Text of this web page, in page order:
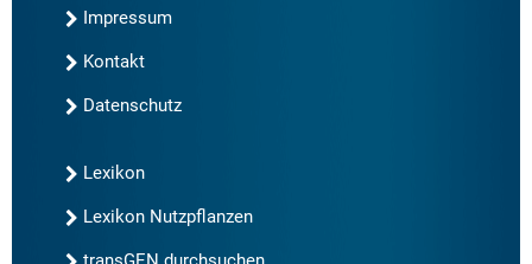
Impressum
Kontakt
Datenschutz
Lexikon
Lexikon Nutzpflanzen